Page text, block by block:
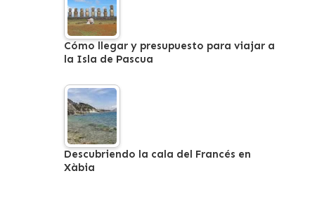
Cómo llegar y presupuesto para viajar a
la Isla de Pascua
Descubriendo la cala del Francés en
Xàbia